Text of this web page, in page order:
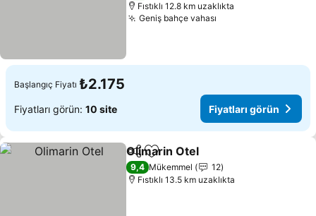
Fıstıklı 12.8 km uzaklıkta
Geniş bahçe vahası
Başlangıç Fiyatı ₺2.175
Fiyatları görün: 10 site Fiyatları görün
PaylaşFavorilerime ekle
Olimarin Otel
9,4 Mükemmel
12
Fıstıklı 13.5 km uzaklıkta